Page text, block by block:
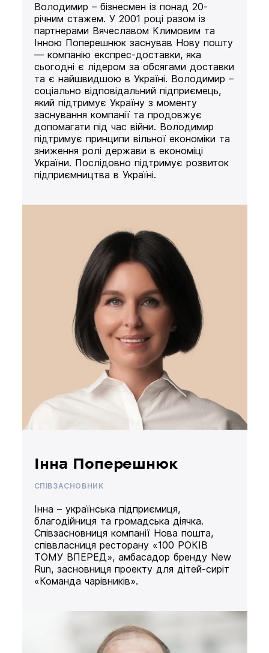
Володимир – бізнесмен із понад 20-
річним стажем. У 2001 році разом із
партнерами Вячеславом Климовим та
Інною Поперешнюк заснував Нову пошту
— компанію експрес-доставки, яка
сьогодні є лідером за обсягами доставки
та є найшвидшою в Україні. Володимир –
соціально відповідальний підприємець,
який підтримує Україну з моменту
заснування компанії та продовжує
допомагати під час війни. Володимир
підтримує принципи вільної економіки та
зниження ролі держави в економіці
України. Послідовно підтримує розвиток
підприємництва в Україні.
Інна Поперешнюк
СПІВЗАСНОВНИК
Інна – українська підприємиця,
благодійниця та громадська діячка.
Співзасновниця компанії Нова пошта,
співвласниця ресторану «100 РОКІВ
ТОМУ ВПЕРЕД», амбасадор бренду New
Run, засновниця проекту для дітей-сиріт
«Команда чарівників».